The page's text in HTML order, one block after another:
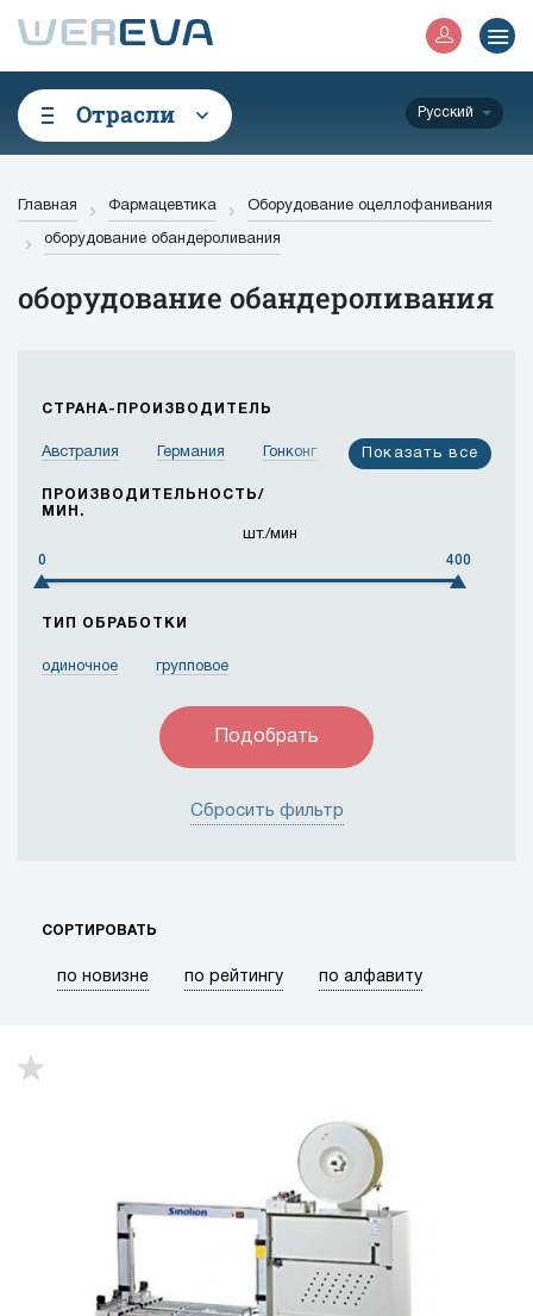
Отрасли Русский
Главная Фармацевтика Оборудование оцеллофанивания
оборудование обандероливания
оборудование обандероливания
СТРАНА-ПРОИЗВОДИТЕЛЬ
Австралия Германия Гонконг Израиль
Индия Индонезия Иордания
Китай
Объединенные Арабские Эмираты
Показать все
ПРОИЗВОДИТЕЛЬНОСТЬ/
МИН.
шт./мин
0 400
ТИП ОБРАБОТКИ
одиночное групповое
Сбросить фильтр
СОРТИРОВАТЬ
по новизне по рейтингу по алфавиту